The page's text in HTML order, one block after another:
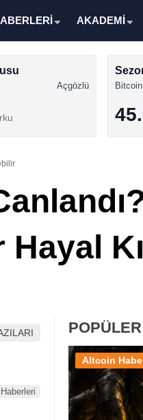
AKADEMİ
Açgözlü Bitcoin
Altcoin